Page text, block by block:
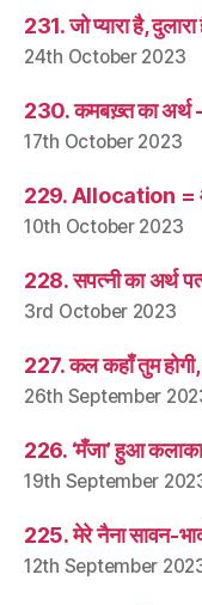
231. जो प्यारा है,
24th October 2023
230. कमबख़्त का अर्थ
17th October 2023
229. Allocation =
10th October 2023
228. सपत्नी का अर्थ
3rd October 2023
227. कल कहाँ तुम होगी,
26th September
226. ‘मँजा’ हुआ
19th September
225. मेरे नैना सावन-
12th September